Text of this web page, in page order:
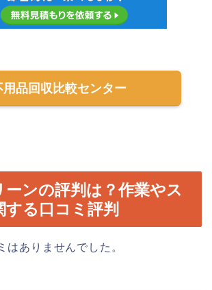
用品回収比較センター
ーンの評判は？作業やス
する口コミ評判
はありませんでした。